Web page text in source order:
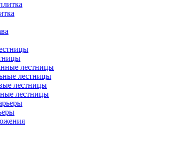
лестницы
лестницы
лестницы
лестницы